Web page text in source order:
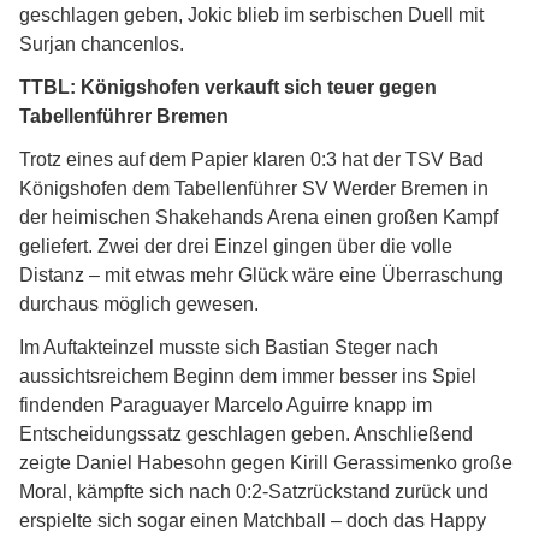
geschlagen geben, Jokic blieb im serbischen Duell mit
Surjan chancenlos.
TTBL: Königshofen verkauft sich teuer gegen
Tabellenführer Bremen
Trotz eines auf dem Papier klaren 0:3 hat der TSV Bad
Königshofen dem Tabellenführer SV Werder Bremen in
der heimischen Shakehands Arena einen großen Kampf
geliefert. Zwei der drei Einzel gingen über die volle
Distanz – mit etwas mehr Glück wäre eine Überraschung
durchaus möglich gewesen.
Im Auftakteinzel musste sich Bastian Steger nach
aussichtsreichem Beginn dem immer besser ins Spiel
findenden Paraguayer Marcelo Aguirre knapp im
Entscheidungssatz geschlagen geben. Anschließend
zeigte Daniel Habesohn gegen Kirill Gerassimenko große
Moral, kämpfte sich nach 0:2-Satzrückstand zurück und
erspielte sich sogar einen Matchball – doch das Happy